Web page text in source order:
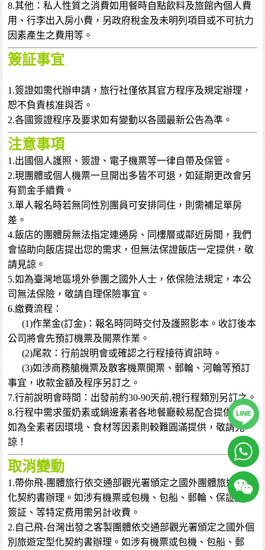
8.其他：私人性質之消費如用餐時自點飲料及旅館內個人費
用、行李出入房小費，另政府稅金及未明列項目或不可抗力
因素產生之費用等。
簽証事宜
1.簽證如需代辦申請，旅行社僅依其官方程序及規定辦理，
恕不負責核准與否。
2.各國簽證程序及要求如有變動以各國最新公告為準。
注意事項
1.出國個人護照、簽證、電子機票等一律自帶及保管。
2.現團體或個人機票一旦開出多皆不可退，如延期更改會另
有罰金手續費。
3.單人報名時若無同性別團員可安排同住，則需補足單房
差。
4.飯店的團體房無法指定連通房、同樓層或鄰近房間，我們
會協助向飯店提出您的需求，但無法保證飯店一定提供，敬
請見諒。
5.如為臺灣地區境外參團之國外人士，依保險法規定，本公
司無法保險，敬請自理保險事宜。
6.繳費流程：
(1)作業金(訂金)：報名時同時交付及護照影本。收訂後本
公司將會先預訂機票及開票作業。
(2)尾款：行前說明會或確認之行程接待資訊時。
(3)如涉商務艙機票及散客機票開票、郵輪、河輪等預訂
事宜，收款金額及程序另訂之。
7.行前說明會時間：出發前約30-90天前,視行程類別另訂之。
8.行程中需求蛋奶素或鍋邊素者各地餐廳較易配合提供，但
如為全素者因環境、食材等因素則較難圓滿提供，敬請見
諒！
取消變動
1.帶你飛-團體旅行依交通部觀光署頒定之國外團體旅遊定型
化契約書辦理。如涉有機票或包機、包船、郵輪、保証房、
簽証、等特定费用需另計收費。
2.自己飛-台灣出發之客製團體依交通部觀光署頒定之國外個
別旅遊定型化契約書辦理。如涉有機票或包機、包船、郵